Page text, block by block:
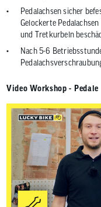
Pedalachsen sicher
Gelockerte
und Tretkurbeln
Nach 5-6
Video Workshop -